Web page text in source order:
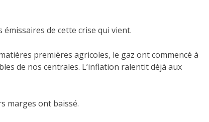
de cette crise qui vient.
premières agricoles, le gaz ont commencé à
de nos centrales. L’inflation ralentit déjà aux
marges ont baissé.